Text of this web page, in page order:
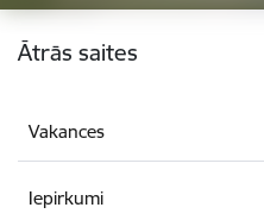
Kājene
Ātrās saites
Vakances
Iepirkumi